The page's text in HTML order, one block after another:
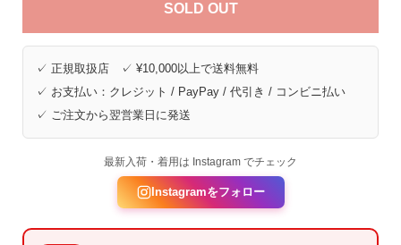
SOLD OUT
✓ 正規取扱店 ✓ ¥10,000以上で送料無料
✓ お支払い：クレジット / PayPay / 代引き / コンビニ払い
✓ ご注文から翌営業日に発送
最新入荷・着用は Instagram でチェック
Instagramをフォロー